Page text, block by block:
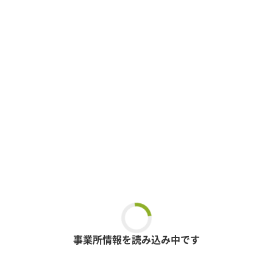
事業所情報を読み込み中です